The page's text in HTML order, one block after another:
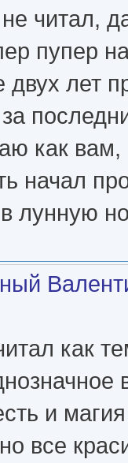
не читал,
пупер
лет
как
начал
лунную
как
и
все